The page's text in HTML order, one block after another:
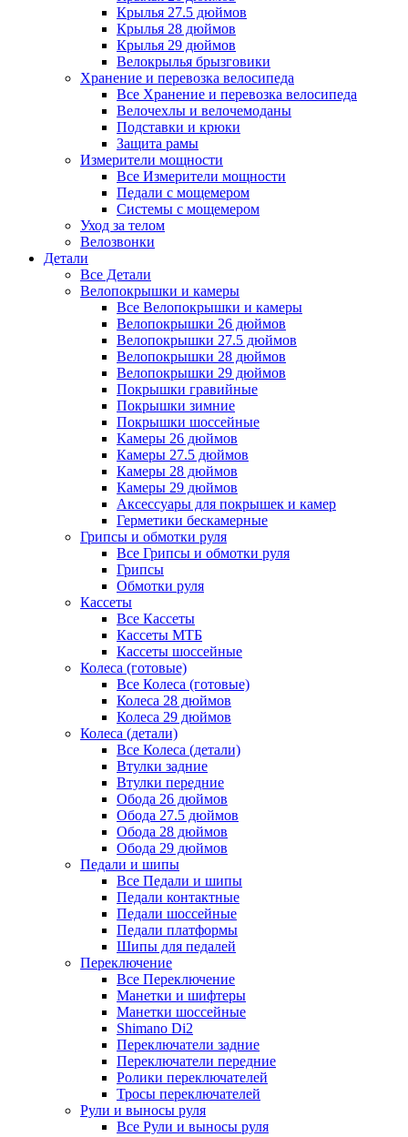
Крылья 27.5 дюймов
Крылья 28 дюймов
Крылья 29 дюймов
Велокрылья брызговики
Хранение и перевозка велосипеда
Все Хранение и перевозка велосипеда
Велочехлы и велочемоданы
Подставки и крюки
Защита рамы
Измерители мощности
Все Измерители мощности
Педали с мощемером
Системы с мощемером
Уход за телом
Велозвонки
Детали
Все Детали
Велопокрышки и камеры
Все Велопокрышки и камеры
Велопокрышки 26 дюймов
Велопокрышки 27.5 дюймов
Велопокрышки 28 дюймов
Велопокрышки 29 дюймов
Покрышки гравийные
Покрышки зимние
Покрышки шоссейные
Камеры 26 дюймов
Камеры 27.5 дюймов
Камеры 28 дюймов
Камеры 29 дюймов
Аксессуары для покрышек и камер
Герметики бескамерные
Грипсы и обмотки руля
Все Грипсы и обмотки руля
Грипсы
Обмотки руля
Кассеты
Все Кассеты
Кассеты МТБ
Кассеты шоссейные
Колеса (готовые)
Все Колеса (готовые)
Колеса 28 дюймов
Колеса 29 дюймов
Колеса (детали)
Все Колеса (детали)
Втулки задние
Втулки передние
Обода 26 дюймов
Обода 27.5 дюймов
Обода 28 дюймов
Обода 29 дюймов
Педали и шипы
Все Педали и шипы
Педали контактные
Педали шоссейные
Педали платформы
Шипы для педалей
Переключение
Все Переключение
Манетки и шифтеры
Манетки шоссейные
Shimano Di2
Переключатели задние
Переключатели передние
Ролики переключателей
Тросы переключателей
Рули и выносы руля
Все Рули и выносы руля